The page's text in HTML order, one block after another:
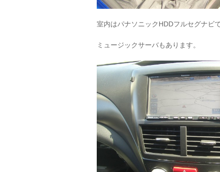
室内はパナソニックHDDフルセグナビ
ミュージックサーバもあります。